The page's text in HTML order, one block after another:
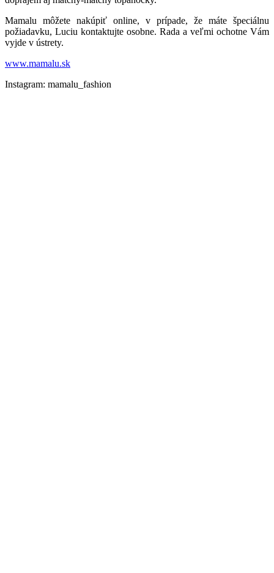
Mamalu môžete nakúpiť online, v prípade, že máte špeciálnu
požiadavku, Luciu kontaktujte osobne. Rada a veľmi ochotne Vám
vyjde v ústrety.
www.mamalu.sk
Instagram: mamalu_fashion